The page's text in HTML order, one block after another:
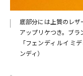
底部分には上質のレザ
アップリケつき。ブラ
「フェンディ ルイ ミ
ンディ）